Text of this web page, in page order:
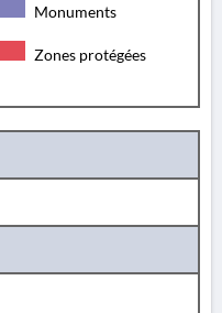
Monuments
Zones protégées